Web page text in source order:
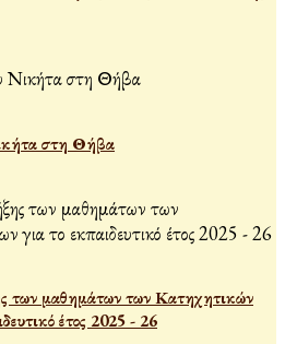
στη Θήβα
των μαθημάτων των Κατηχητικών
έτος 2025 - 26